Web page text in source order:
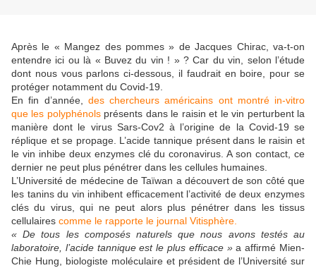
Après le « Mangez des pommes » de Jacques Chirac, va-t-on
entendre ici ou là « Buvez du vin ! » ? Car du vin, selon l’étude
dont nous vous parlons ci-dessous, il faudrait en boire, pour se
protéger notamment du Covid-19.
En fin d’année, des chercheurs américains ont montré in-vitro
que les polyphénolsprésents dans le raisin et le vin perturbent la
manière dont le virus Sars-Cov2 à l’origine de la Covid-19 se
réplique et se propage. L’acide tannique présent dans le raisin et
le vin inhibe deux enzymes clé du coronavirus. A son contact, ce
dernier ne peut plus pénétrer dans les cellules humaines.
L’Université de médecine de Taïwan a découvert de son côté que
les tanins du vin inhibent efficacement l’activité de deux enzymes
clés du virus, qui ne peut alors plus pénétrer dans les tissus
cellulaires comme le rapporte le journal Vitisphère.
« De tous les composés naturels que nous avons testés au
laboratoire, l’acide tannique est le plus efficace »a affirmé Mien-
Chie Hung, biologiste moléculaire et président de l’Université sur